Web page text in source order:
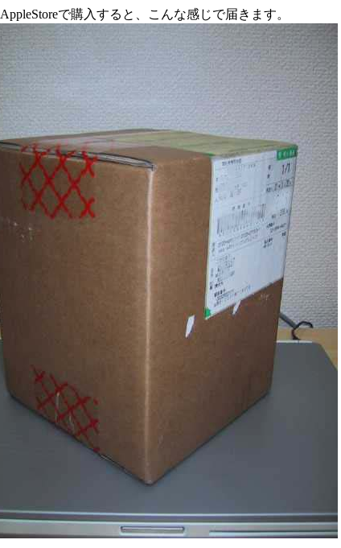
AppleStoreで購入すると、こんな感じで届きます。